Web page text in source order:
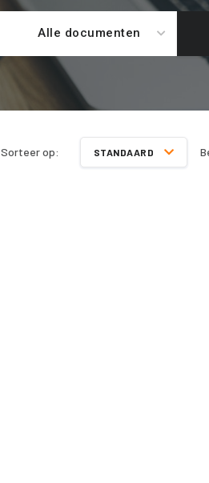
Alle documenten
Sorteer op: STANDAARD